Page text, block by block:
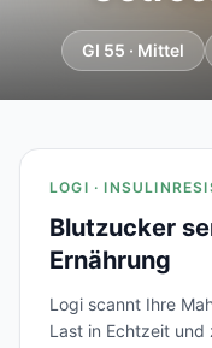
GI 55 · Mittel
LOGI ·
Blutzucker
Ernährung
Logi scannt Ihre
Last in Echtzeit